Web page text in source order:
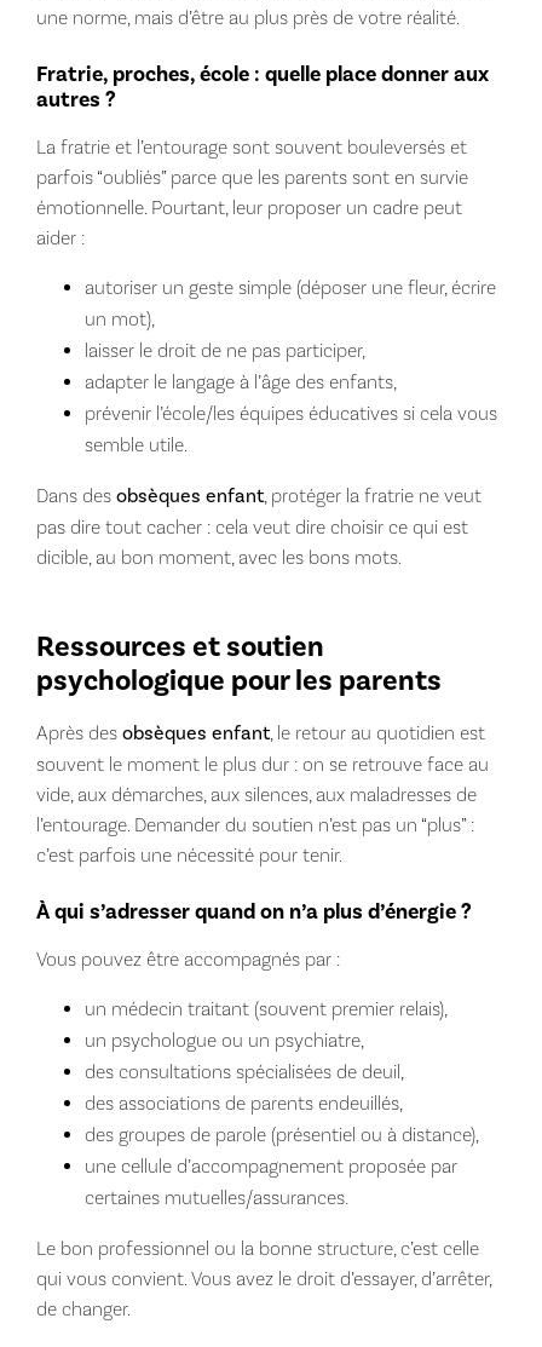
une norme, mais d’être au plus près de votre réalité.
Fratrie, proches, école : quelle place donner aux
autres ?
La fratrie et l’entourage sont souvent bouleversés et
parfois “oubliés” parce que les parents sont en survie
émotionnelle. Pourtant, leur proposer un cadre peut
aider :
autoriser un geste simple (déposer une fleur, écrire
un mot),
laisser le droit de ne pas participer,
adapter le langage à l’âge des enfants,
prévenir l’école/les équipes éducatives si cela vous
semble utile.
Dans des obsèques enfant, protéger la fratrie ne veut
pas dire tout cacher : cela veut dire choisir ce qui est
dicible, au bon moment, avec les bons mots.
Ressources et soutien
psychologique pour les parents
Après des obsèques enfant, le retour au quotidien est
souvent le moment le plus dur : on se retrouve face au
vide, aux démarches, aux silences, aux maladresses de
l’entourage. Demander du soutien n’est pas un “plus” :
c’est parfois une nécessité pour tenir.
À qui s’adresser quand on n’a plus d’énergie ?
Vous pouvez être accompagnés par :
un médecin traitant (souvent premier relais),
un psychologue ou un psychiatre,
des consultations spécialisées de deuil,
des associations de parents endeuillés,
des groupes de parole (présentiel ou à distance),
une cellule d’accompagnement proposée par
certaines mutuelles/assurances.
Le bon professionnel ou la bonne structure, c’est celle
qui vous convient. Vous avez le droit d’essayer, d’arrêter,
de changer.